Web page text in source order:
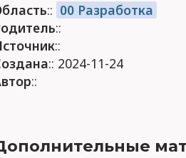
:: 00 Разработка
::
::
:: 2024-11-24
::